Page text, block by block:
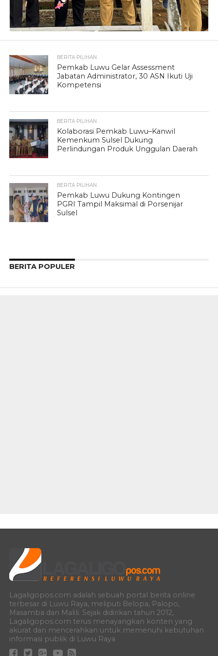
BERITA PILIHAN
Pemkab Luwu Gelar Assessment
Jabatan Administrator, 30 ASN Ikuti Uji
Kompetensi
BERITA PILIHAN
Kolaborasi Pemkab Luwu–Kanwil
Kemenkum Sulsel Dukung
Perlindungan Produk Unggulan Daerah
BERITA PILIHAN
Pemkab Luwu Dukung Kontingen
PGRI Tampil Maksimal di Porsenijar
Sulsel
BERITA POPULER
Lagaligopos.com adalah sebuah portal berita online
terbesar di Luwu Raya, meliputi Belopa, Palopo,
Masamba dan Malili. Sejak didirikan tahun 2012,
Lagaligopos.com terus menayangkan konten yang
akurat dan mencerahkan untuk memenuhi kebutuhan
informasi publik di Luwu Raya